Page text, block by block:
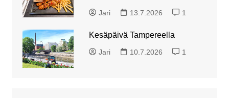
Jari 13.7.2026 1
Kesäpäivä Tampereella
Jari 10.7.2026 1